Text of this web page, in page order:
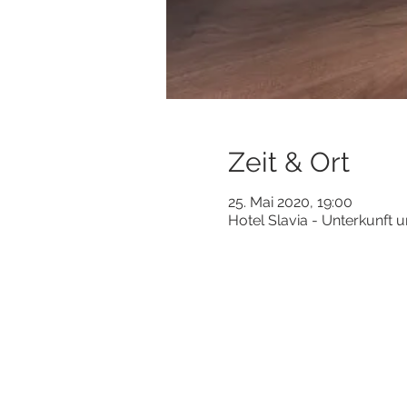
Zeit & Ort
25. Mai 2020, 19:00
Hotel Slavia - Unterkunft